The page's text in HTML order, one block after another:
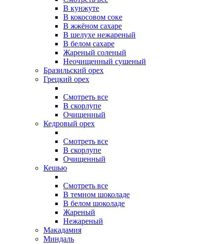
В кунжуте
В кокосовом соке
В жжёном сахаре
В шелухе нежареный
В белом сахаре
Жареный соленый
Неочищенный сушеный
Бразильский орех
Грецкий орех
Смотреть все
В скорлупе
Очищенный
Кедровый орех
Смотреть все
В скорлупе
Очищенный
Кешью
Смотреть все
В темном шоколаде
В белом шоколаде
Жареный
Нежареный
Макадамия
Миндаль